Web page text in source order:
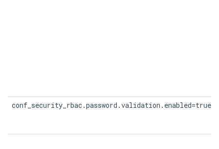
conf_security_rbac.password.validation.enabled=true